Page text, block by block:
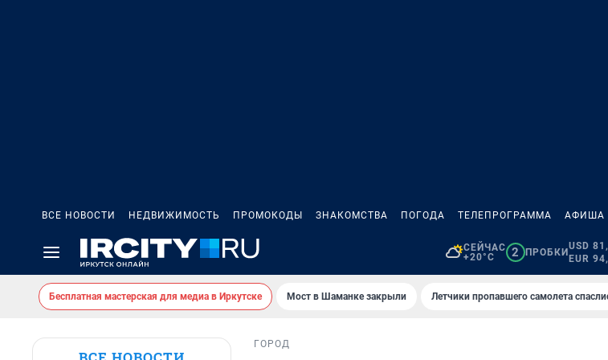
ВСЕ НОВОСТИ НЕДВИЖИМОСТЬ ПРОМОКОДЫ ЗНАКОМСТВА ПОГОДА ТЕЛЕПРОГРАММА АФИША
СЕЙЧАС
+20°C
2 ПРОБКИ
USD
EUR
Бесплатная мастерская для медиа в Иркутске Мост в Шаманке закрыли Летчики пропавшего самолета
ГОРОД